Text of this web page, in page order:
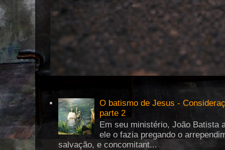
O batismo de Jesus -
parte 2
Em seu ministério, João Batista
ele o fazia pregando o
salvação, e concomitant...